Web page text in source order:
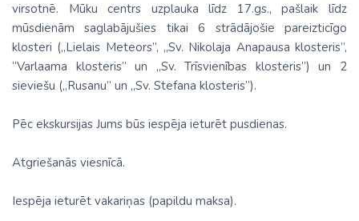
virsotnē. Mūku centrs uzplauka līdz 17.gs., pašlaik līdz
mūsdienām saglabājušies tikai 6 strādājošie pareizticīgo
klosteri („Lielais Meteors”, „Sv. Nikolaja Anapausa klosteris”,
“Varlaama klosteris” un „Sv. Trīsvienības klosteris”) un 2
sieviešu („Rusanu” un „Sv. Stefana klosteris”).
Pēc ekskursijas Jums būs iespēja ieturēt pusdienas.
Atgriešanās viesnīcā.
Iespēja ieturēt vakariņas (papildu maksa).